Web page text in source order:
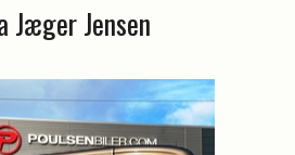
Jæger Jensen